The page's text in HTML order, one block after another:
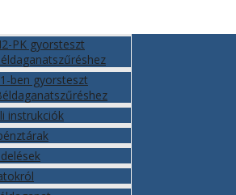
PK gyorsteszt
ben gyorsteszt
instrukciók